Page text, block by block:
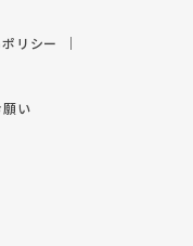
リシー
い